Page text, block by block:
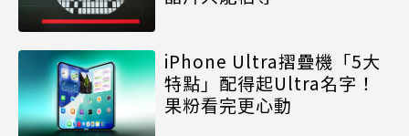
iPhone Ultra摺疊機「5大
特點」配得起Ultra名字！
果粉看完更心動